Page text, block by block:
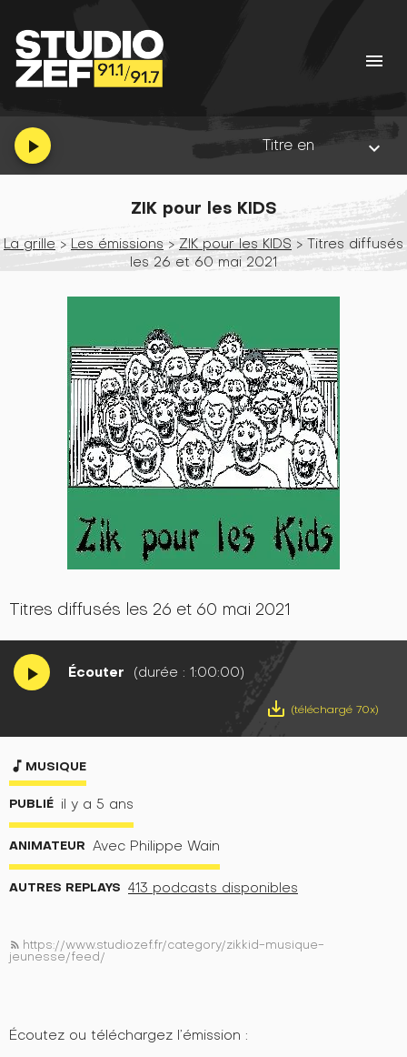
menu
play_arrow Titre en cours : Gimme
keyboard_arrow_down
ZIK pour les KIDS
La grille > Les émissions > ZIK pour les KIDS > Titres diffusés
les 26 et 60 mai 2021
Titres diffusés les 26 et 60 mai 2021
play_arrow Écouter (durée : 1:00:00)
save_alt (téléchargé 70x)
music_note MUSIQUE
PUBLIÉ il y a 5 ans
ANIMATEUR Avec Philippe Wain
AUTRES REPLAYS 413 podcasts disponibles
rss_feed https://www.studiozef.fr/category/zikkid-musique-
jeunesse/feed/
Écoutez ou téléchargez l’émission :